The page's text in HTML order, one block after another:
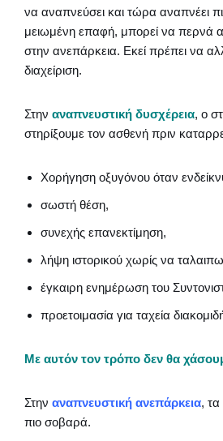
να αναπνεύσει και τώρα αναπνέει
μειωμένη επαφή, μπορεί να περνά
στην ανεπάρκεια. Εκεί πρέπει να
διαχείριση.
Στην αναπνευστική δυσχέρεια, ο
στηρίξουμε τον ασθενή πριν
Χορήγηση οξυγόνου όταν
σωστή θέση,
συνεχής επανεκτίμηση,
λήψη ιστορικού χωρίς να
έγκαιρη ενημέρωση του
προετοιμασία για ταχεία
Με αυτόν τον τρόπο δεν θα
Στην αναπνευστική ανεπάρκεια, τα
πιο σοβαρά.